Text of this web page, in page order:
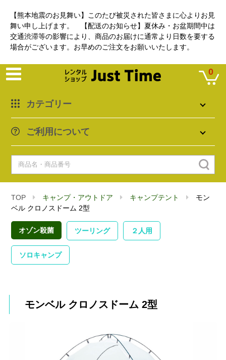
【熊本地震のお見舞い】このたび被災された皆さまに心よりお見
舞い申し上げます。 【配送のお知らせ】夏休み・お盆期間中は
交通渋滞等の影響により、商品のお届けに通常より日数を要する
場合がございます。お早めのご注文をお願いいたします。
カテゴリー
ご利用について
0
TOP キャンプ・アウトドア キャンプテント
モン
ベル クロノスドーム 2型
オゾン殺菌 ツーリング ２人用
ソロキャンプ
モンベル クロノスドーム 2型